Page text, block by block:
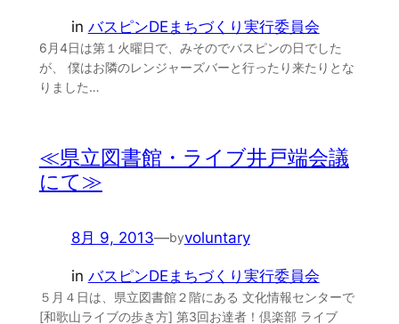
in バスピンDEまちづくり実行委員会
6月4日は第１火曜日で、みそのでバスピンの日でした
が、 僕はお隣のレンジャーズバーと行ったり来たりとな
りました…
≪県立図書館・ライブ井戸端会議
にて≫
8月 9, 2013—byvoluntary
in バスピンDEまちづくり実行委員会
５月４日は、県立図書館２階にある 文化情報センターで
[和歌山ライブの歩き方] 第3回お達者！倶楽部 ライブ